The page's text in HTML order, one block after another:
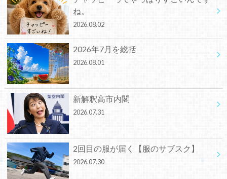
ね。
2026.08.02
2026年7月を総括
2026.08.01
新解釈高市内閣
2026.07.31
2回目の服が届く【服のサブスク】
2026.07.30